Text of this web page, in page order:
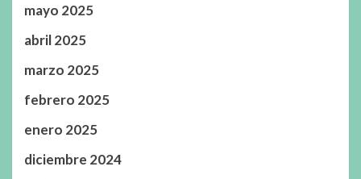
mayo 2025
abril 2025
marzo 2025
febrero 2025
enero 2025
diciembre 2024